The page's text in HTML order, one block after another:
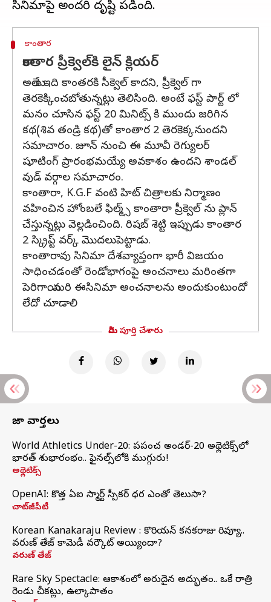
కాంతార
కాంతార ప్రీక్వెల్‌కి లైన్ క్లియర్
అయితే ఇది కాంతరకి సీక్వెల్ కాదని, ప్రీక్వెల్ గా
తెరకెక్కించబోతున్నట్లు తెలిసింది. అంటే ఫస్ట్ పార్ట్ లో
మనం చూసిన ఫస్ట్ 20 మినిట్స్ కి ముందు జరిగిన
కథ(శివ తండ్రి కథ)తో కాంతార 2 తెరకెక్కనుందని
సమాచారం. జూన్ నుంచి ఈ మూవీ రెగ్యులర్
షూటింగ్ ప్రారంభమయ్యే అవకాశం ఉందని శాండల్
వుడ్ వర్గాల సమాచారం.
కాంతారా, K.G.F వంటి హిట్ చిత్రాలకు నిర్మాణం
వహించిన హోంబలే ఫిల్మ్స్ కాంతారా ప్రీక్వెల్ ను ప్లాన్‌
చేస్తున్నట్లు వెల్లడించింది. రిషబ్ శెట్టి ఇప్పుడు కాంతార
2 స్క్రిప్ట్ వర్క్ మొదలుపెట్టాడు.
కాంతారావు సినిమా దేశవ్యాప్తంగా భారీ విజయం
సాధించడంతో రెండోభాగంపై అంచనాలు మరింతగా
పెరిగాయి. మరి ఈసినిమా అంచనాలను అందుకుంటుందో
లేదో చూడాలి
మీరు పూర్తి చేశారు
తాజా వార్తలు
World Athletics Under-20: ప్రపంచ అండర్-20 అథ్లెటిక్స్‌లో
భారత్‌ శుభారంభం.. ఫైనల్స్‌లోకి ముగ్గురు!
అథ్లెటిక్స్
OpenAI: కొత్త ఏఐ స్మార్ట్ స్పీకర్ ధర ఎంతో తెలుసా?
చాట్‌జీపీటీ
Korean Kanakaraju Review : కొరియన్ కనకరాజు రివ్యూ..
వరుణ్ తేజ్ కామెడీ వర్కౌట్ అయ్యిందా?
వరుణ్ తేజ్
Rare Sky Spectacle: ఆకాశంలో అరుదైన అద్భుతం.. ఒకే రాత్రి
రెండు చీకట్లు, ఉల్కాపాతం